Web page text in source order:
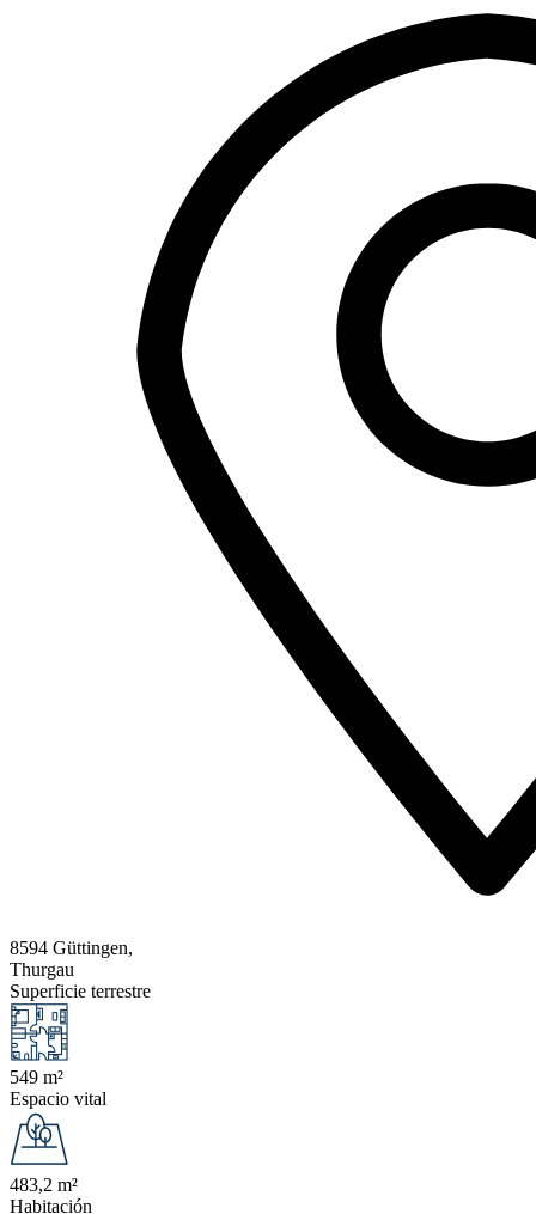
8594 Güttingen,
Thurgau
Superficie terrestre
549 m²
Espacio vital
483,2 m²
Habitación